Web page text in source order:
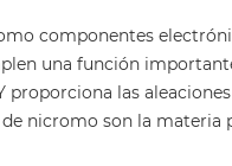
componentes
una función
las
nicromo son la